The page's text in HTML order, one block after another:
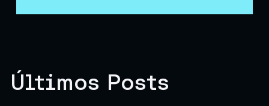
Últimos Posts